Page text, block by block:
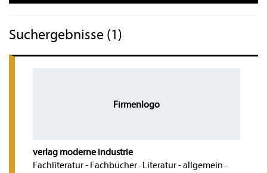
Suchergebnisse (1)
Firmenlogo
verlag moderne industrie
Fachliteratur - Fachbücher· Literatur - allgemein ·